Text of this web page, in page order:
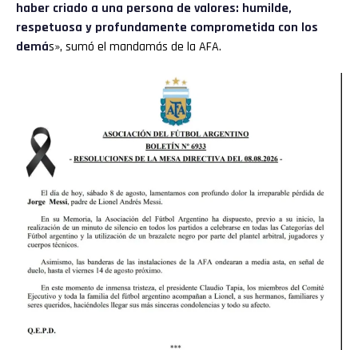
haber criado a una persona de valores: humilde,
respetuosa y profundamente comprometida con los
demás», sumó el mandamás de la AFA.